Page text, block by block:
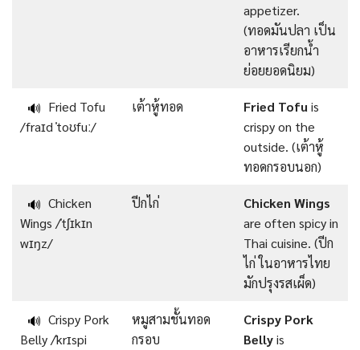
appetizer.
(ทอดมันปลา เป็น
อาหารเรียกน้ำ
ย่อยยอดนิยม)
🔊 Fried Tofu
/fraɪd ˈtoʊfuː/
เต้าหู้ทอด Fried Tofuis
crispy on the
outside. (เต้าหู้
ทอดกรอบนอก)
🔊 Chicken
Wings /ˈtʃɪkɪn
wɪŋz/
ปีกไก่
Chicken Wings
are often spicy in
Thai cuisine. (ปีก
ไก่ ในอาหารไทย
มักปรุงรสเผ็ด)
🔊 Crispy Pork
Belly /ˈkrɪspi
หมูสามชั้นทอด
กรอบ
Crispy Pork
Bellyis